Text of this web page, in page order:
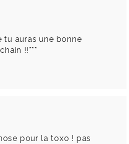
tu auras une bonne
!!***
pour la toxo ! pas